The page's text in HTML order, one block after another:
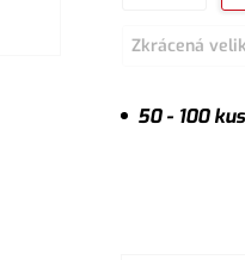
Zkrácená
50 - 100